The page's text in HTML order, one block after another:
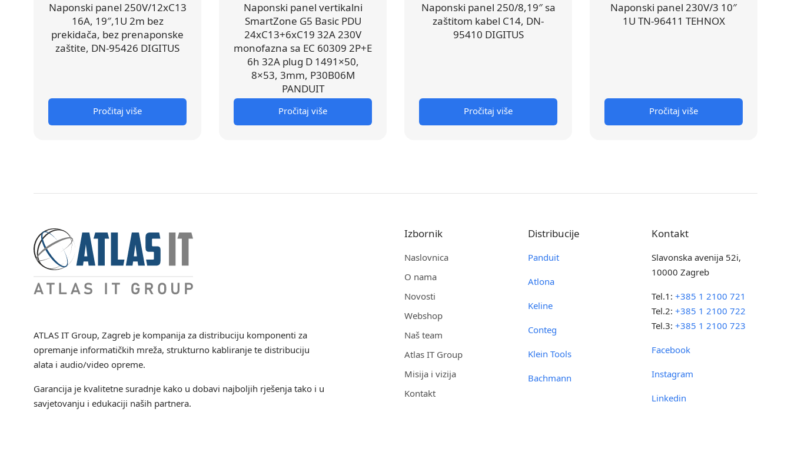
Naponski panel 250V/12xC13
16A, 19″,1U 2m bez
prekidača, bez prenaponske
zaštite, DN-95426 DIGITUS
Pročitaj više
Naponski panel vertikalni
SmartZone G5 Basic PDU
24xC13+6xC19 32A 230V
monofazna sa EC 60309 2P+E
6h 32A plug D 1491×50,
8×53, 3mm, P30B06M
PANDUIT
Pročitaj više
Naponski panel 250/8,19″ sa
zaštitom kabel C14, DN-
95410 DIGITUS
Pročitaj više
Naponski panel 230V/3 10″
1U TN-96411 TEHNOX
Pročitaj više
ATLAS IT Group, Zagreb je kompanija za distribuciju komponenti za
opremanje informatičkih mreža, strukturno kabliranje te distribuciju
alata i audio/video opreme.
Garancija je kvalitetne suradnje kako u dobavi najboljih rješenja tako i u
savjetovanju i edukaciji naših partnera.
Izbornik
Naslovnica
O nama
Novosti
Webshop
Naš team
Atlas IT Group
Misija i vizija
Kontakt
Distribucije
Panduit
Atlona
Keline
Conteg
Klein Tools
Bachmann
Kontakt
Slavonska avenija 52i,
10000 Zagreb
Tel.1:+385 1 2100 721
Tel.2:+385 1 2100 722
Tel.3:+385 1 2100 723
Facebook
Instagram
Linkedin